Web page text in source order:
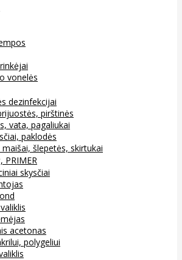
vonelės
dezinfekcijai
pirštinės
vata, pagaliukai
paklodės
maišai, šlepetės, skirtukai
PRIMER
skysčiai
acetonas
polygeliui